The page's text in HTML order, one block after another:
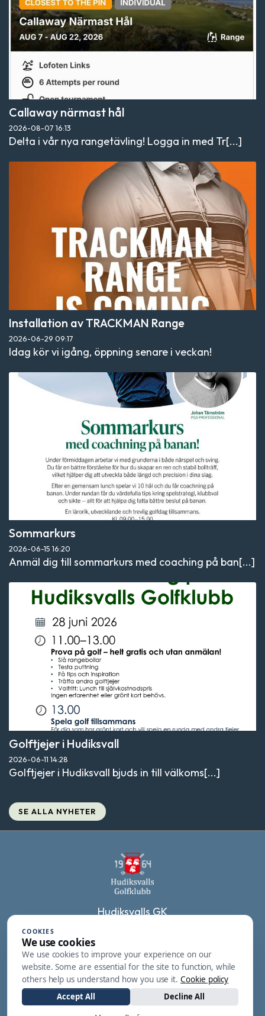
Callaway närmast hål
2026-08-07 16:13
Delta i vår nya rangetävling! Logga in med Tr[...]
Installation av TRACKMAN Range
2026-06-29 09:17
Idag kör vi igång, öppning senare i veckan!
Sommarkurs
2026-06-15 16:20
Anmäl dig till sommarkurs med coaching på ban[...]
Golftjejer i Hudiksvall
2026-06-11 14:28
Golftjejer i Hudiksvall bjuds in till välkoms[...]
SE ALLA NYHETER
Hudiksvalls GK
Hudiksvall
0650-54 20 84
tidsbokning@hudiksvallsgk.se
COOKIES
We use cookies
We use cookies to improve your experience on our
website. Some are essential for the site to function, while
others help us understand how you use it. Cookie policy
Accept All
Decline All